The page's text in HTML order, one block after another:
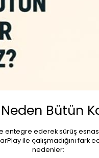
Bütün
entegre ederek sürüş
ile çalışmadığını
nedenler: